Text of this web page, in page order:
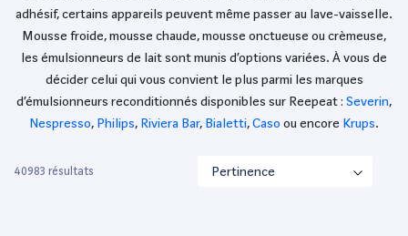
adhésif, certains appareils peuvent même passer au lave-vaisselle.
Mousse froide, mousse chaude, mousse onctueuse ou crèmeuse,
les émulsionneurs de lait sont munis d’options variées. À vous de
décider celui qui vous convient le plus parmi les marques
d’émulsionneurs reconditionnés disponibles sur Reepeat : Severin,
Nespresso, Philips, Riviera Bar, Bialetti,Caso ou encore Krups.
40983 résultats